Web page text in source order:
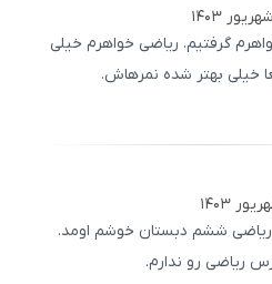
گرفتیم. ریاضی خواهرم خیلی
خیلی بهتر شده نمرهاش.
ریاضی ششم دبستان خوشم اومد.
ریاضی رو ندارم.